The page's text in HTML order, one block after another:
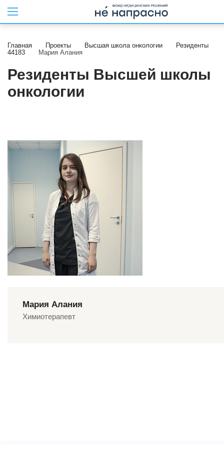
Главная Проекты Высшая школа онкологии
Резиденты
44183
Мария Алания
Резиденты Высшей школы
онкологии
Мария Алания
Химиотерапевт